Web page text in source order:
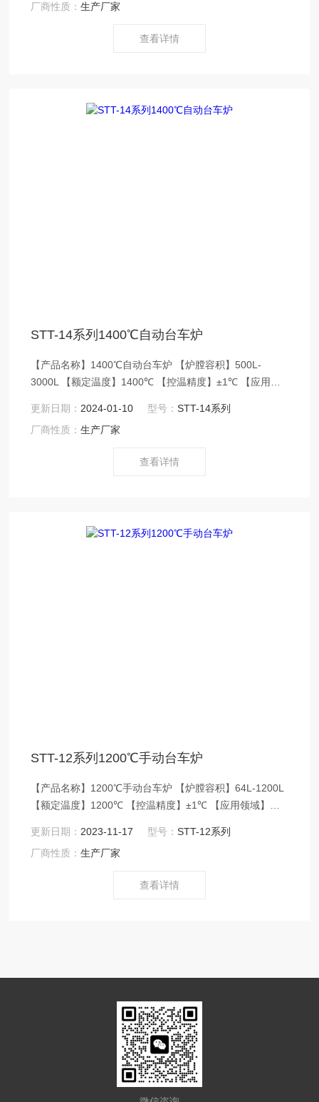
质莫来石耐火砖材料特殊搭建拼装，电阻丝缠绕在
厂商性质：生产厂家
查看详情
STT-14系列1400℃自动台车炉
【产品名称】1400℃自动台车炉 【炉膛容积】500L-
3000L 【额定温度】1400℃ 【控温精度】±1℃ 【应用领
体式设计，台车沿轨道前后自动进出，炉膛
采用轻质莫来石耐火砖材料特殊搭建拼装，硅碳棒
更新日期： 2024-01-10 型号：STT-14系列
厂商性质：生产厂家
查看详情
STT-12系列1200℃手动台车炉
【产品名称】1200℃手动台车炉 【炉膛容积】64L-1200L
【额定温度】1200℃ 【控温精度】±1℃ 【应用领域】
压机械升降，台车沿轨道前后进出，炉膛采
用轻质莫来石耐火砖材料特殊搭建拼装，电阻丝缠
更新日期： 2023-11-17 型号：STT-12系列
厂商性质：生产厂家
查看详情